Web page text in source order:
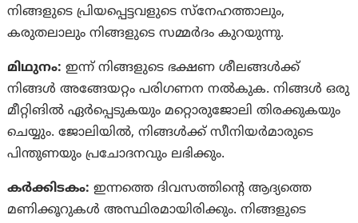
നിങ്ങളുടെ പ്രിയപ്പെട്ടവളുടെ സ്നേഹത്താലും,
കരുതലാലും നിങ്ങളുടെ സമ്മർദം കുറയുന്നു.
മിഥുനം: ഇന്ന് നിങ്ങളുടെ ഭക്ഷണ ശീലങ്ങൾക്ക്
നിങ്ങൾ അങ്ങേയറ്റം പരിഗണന നൽകുക. നിങ്ങൾ ഒരു
മീറ്റിങില്‍ ഏര്‍പ്പെടുകയും മറ്റൊരുജോലി തിരക്കുകയും
ചെയ്യും. ജോലിയിൽ, നിങ്ങൾക്ക് സീനിയർമാരുടെ
പിന്തുണയും പ്രചോദനവും ലഭിക്കും.
കര്‍ക്കിടകം:ഇന്നത്തെ ദിവസത്തിൻ്റെ ആദ്യത്തെ
മണിക്കൂറുകള്‍ അസ്ഥിരമായിരിക്കും. നിങ്ങളുടെ